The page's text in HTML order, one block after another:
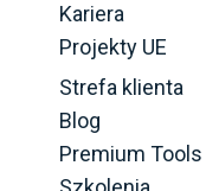
Kariera
Projekty UE
Strefa klienta
Blog
Premium Tools